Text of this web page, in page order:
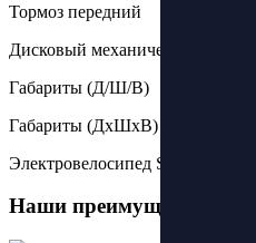
Тормоз передний
Дисковый механический
Габариты (Д/Ш/В)
Габариты (ДхШхВ)
Электровелосипед Samik V3 Max
Наши преимущества: